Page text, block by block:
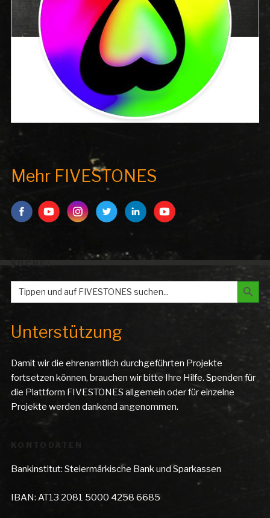
Mehr FIVESTONES
SUCHE:
Search
for:
Search
Unterstützung
Damit wir die ehrenamtlich durchgeführten Projekte
fortsetzen können, brauchen wir bitte Ihre Hilfe. Spenden für
die Plattform FIVESTONES allgemein oder für einzelne
Projekte werden dankend angenommen.
KONTODATEN
Bankinstitut: Steiermärkische Bank und Sparkassen
IBAN: AT13 2081 5000 4258 6685